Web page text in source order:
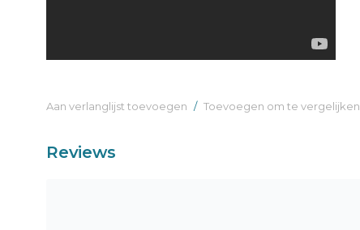
Aan verlanglijst toevoegen / Toevoegen om te vergelijken
Reviews